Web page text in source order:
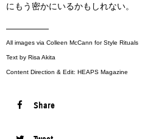
にもう密かにいるかもしれない。
—————
All images via Colleen McCann for Style Rituals
Text by Risa Akita
Content Direction & Edit: HEAPS Magazine
Share